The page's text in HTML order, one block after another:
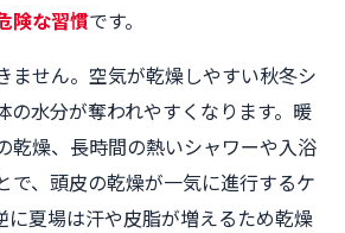
険な習慣です。
ません。空気が乾燥しやすい秋冬シ
の水分が奪われやすくなります。暖
乾燥、長時間の熱いシャワーや入浴
で、頭皮の乾燥が一気に進行するケ
に夏場は汗や皮脂が増えるため乾燥